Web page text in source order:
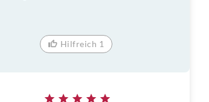
Hilfreich 1